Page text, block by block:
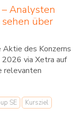
Analysten
über
des Konzerns
via Xetra auf
relevanten
SE Kursziel